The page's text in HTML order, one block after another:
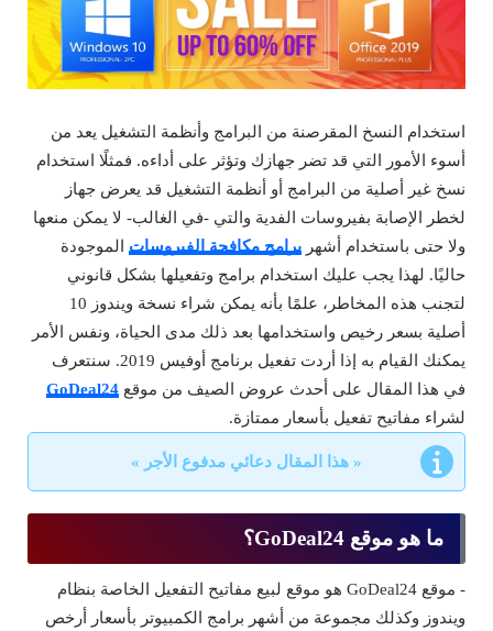
استخدام النسخ المقرصنة من البرامج وأنظمة التشغيل يعد من
أسوء الأمور التي قد تضر جهازك وتؤثر على أداءه. فمثلًا استخدام
نسخ غير أصلية من البرامج أو أنظمة التشغيل قد يعرض جهاز
لخطر الإصابة بفيروسات الفدية والتي -في الغالب- لا يمكن منعها
ولا حتى باستخدام أشهر برامج مكافحة الفيروسات الموجودة
حاليًا. لهذا يجب عليك استخدام برامج وتفعيلها بشكل قانوني
لتجنب هذه المخاطر، علمًا بأنه يمكن شراء نسخة ويندوز 10
أصلية بسعر رخيص واستخدامها بعد ذلك مدى الحياة، ونفس الأمر
يمكنك القيام به إذا أردت تفعيل برنامج أوفيس 2019. سنتعرف
في هذا المقال على أحدث عروض الصيف من موقع GoDeal24
لشراء مفاتيح تفعيل بأسعار ممتازة.
« هذا المقال دعائي مدفوع الأجر »
ما هو موقع GoDeal24؟
- موقع GoDeal24 هو موقع لبيع مفاتيح التفعيل الخاصة بنظام
ويندوز وكذلك مجموعة من أشهر برامج الكمبيوتر بأسعار أرخص